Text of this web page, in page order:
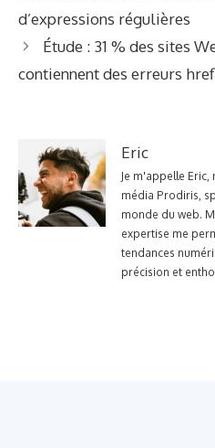
d’expressions régulières
Étude : 31 % des sites
contiennent des erreurs
Eric
Je m'appelle
média Prodiris,
monde du web.
expertise me
tendances
précision et